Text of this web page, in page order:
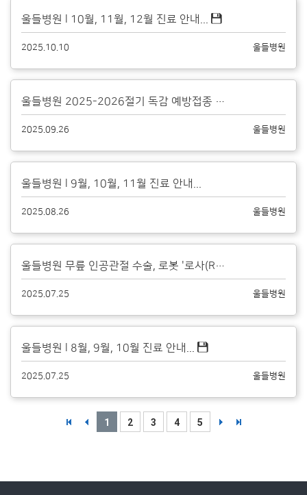
울들병원 l 10월, 11월, 12월 진료 안내...
울들병원
2025.10.10
울들병원 2025-2026절기 독감 예방접종 안내...
울들병원
2025.09.26
울들병원 l 9월, 10월, 11월 진료 안내...
울들병원
2025.08.26
울들병원 무릎 인공관절 수술, 로봇 '로사(ROSA®)'와 함께합니다....
울들병원
2025.07.25
울들병원 l 8월, 9월, 10월 진료 안내...
울들병원
2025.07.25
1 2 3 4 5